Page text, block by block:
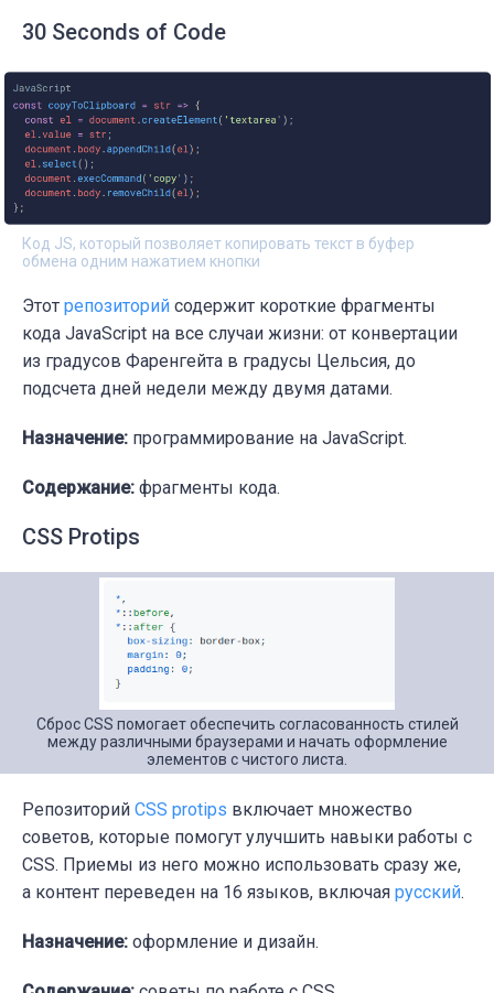
30 Seconds of Code
Код JS, который позволяет копировать текст в буфер
обмена одним нажатием кнопки
Этот репозиторий содержит короткие фрагменты
кода JavaScript на все случаи жизни: от конвертации
из градусов Фаренгейта в градусы Цельсия, до
подсчета дней недели между двумя датами.
Назначение: программирование на JavaScript.
Содержание: фрагменты кода.
CSS Protips
Сброс CSS помогает обеспечить согласованность стилей
между различными браузерами и начать оформление
элементов с чистого листа.
Репозиторий CSS protips включает множество
советов, которые помогут улучшить навыки работы с
CSS. Приемы из него можно использовать сразу же,
а контент переведен на 16 языков, включая русский.
Назначение: оформление и дизайн.